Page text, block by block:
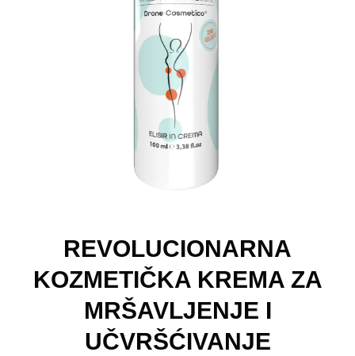
REVOLUCIONARNA
KOZMETIČKA KREMA ZA
MRŠAVLJENJE I
UČVRŠĆIVANJE